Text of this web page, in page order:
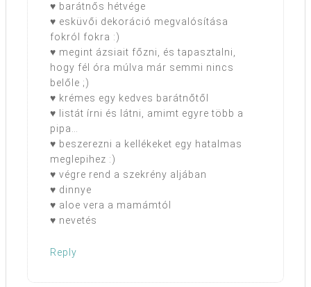
♥ barátnős hétvége
♥ esküvői dekoráció megvalósítása
fokról fokra :)
♥ megint ázsiait főzni, és tapasztalni,
hogy fél óra múlva már semmi nincs
belőle ;)
♥ krémes egy kedves barátnőtől
♥ listát írni és látni, amimt egyre több a
pipa…
♥ beszerezni a kellékeket egy hatalmas
meglepihez :)
♥ végre rend a szekrény aljában
♥ dinnye
♥ aloe vera a mamámtól
♥ nevetés
Reply